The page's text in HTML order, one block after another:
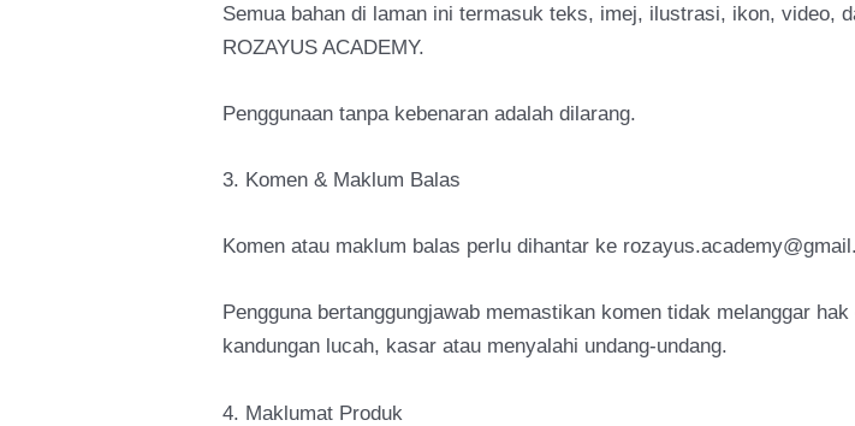
Semua bahan di laman ini termasuk teks, imej, ilustrasi, ikon, video,
ROZAYUS ACADEMY.
Penggunaan tanpa kebenaran adalah dilarang.
3. Komen & Maklum Balas
Komen atau maklum balas perlu dihantar ke
Pengguna bertanggungjawab memastikan komen tidak melanggar
kandungan lucah, kasar atau menyalahi undang-undang.
4. Maklumat Produk